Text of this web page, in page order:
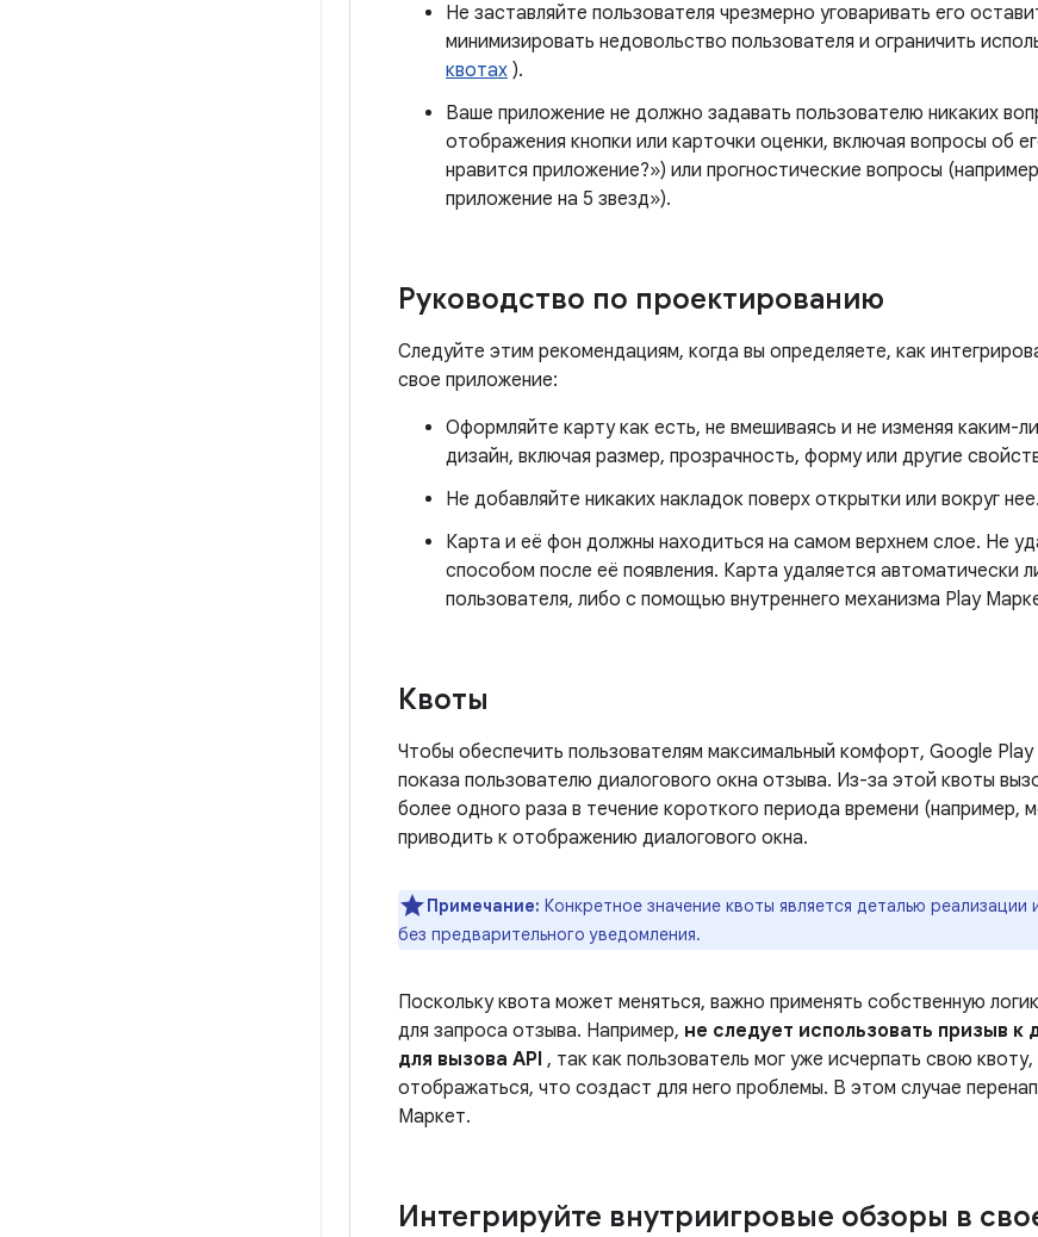
Не заставляйте пользователя чрезмерно уговаривать его
минимизировать недовольство пользователя и ограничить
квотах ).
Ваше приложение не должно задавать пользователю никаких
отображения кнопки или карточки оценки, включая вопросы об
нравится приложение?») или прогностические вопросы
приложение на 5 звезд»).
Руководство по проектированию
Следуйте этим рекомендациям, когда вы определяете, как
свое приложение:
Оформляйте карту как есть, не вмешиваясь и не изменяя
дизайн, включая размер, прозрачность, форму или другие
Не добавляйте никаких накладок поверх открытки или вокруг нее.
Карта и её фон должны находиться на самом верхнем слое. Не
способом после её появления. Карта удаляется автоматически
пользователя, либо с помощью внутреннего механизма Play
Квоты
Чтобы обеспечить пользователям максимальный комфорт, Google Play
показа пользователю диалогового окна отзыва. Из-за этой квоты
более одного раза в течение короткого периода времени (например,
приводить к отображению диалогового окна.
Примечание: Конкретное значение квоты является деталью
без предварительного уведомления.
Поскольку квота может меняться, важно применять собственную
для запроса отзыва. Например, не следует использовать призыв
для вызова API , так как пользователь мог уже исчерпать свою
отображаться, что создаст для него проблемы. В этом случае
Маркет.
Интегрируйте внутриигровые обзоры в